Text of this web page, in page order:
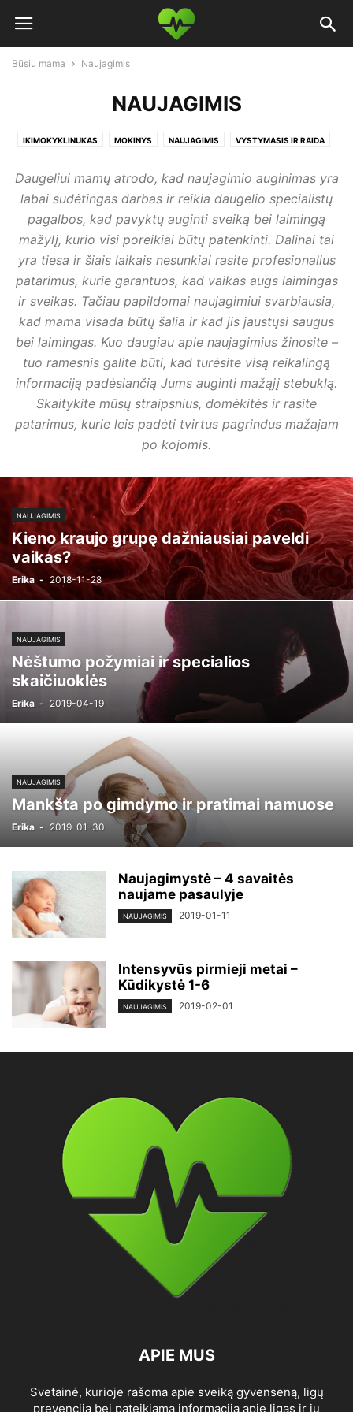
Būsiu mama Naujagimis
NAUJAGIMIS
IKIMOKYKLINUKAS MOKINYS NAUJAGIMIS VYSTYMASIS IR RAIDA
Daugeliui mamų atrodo, kad naujagimio auginimas yra
labai sudėtingas darbas ir reikia daugelio specialistų
pagalbos, kad pavyktų auginti sveiką bei laimingą
mažylį, kurio visi poreikiai būtų patenkinti. Dalinai tai
yra tiesa ir šiais laikais nesunkiai rasite profesionalius
patarimus, kurie garantuos, kad vaikas augs laimingas
ir sveikas. Tačiau papildomai naujagimiui svarbiausia,
kad mama visada būtų šalia ir kad jis jaustųsi saugus
bei laimingas. Kuo daugiau apie naujagimius žinosite –
tuo ramesnis galite būti, kad turėsite visą reikalingą
informaciją padėsiančią Jums auginti mažąjį stebuklą.
Skaitykite mūsų straipsnius, domėkitės ir rasite
patarimus, kurie leis padėti tvirtus pagrindus mažajam
po kojomis.
NAUJAGIMIS
Kieno kraujo grupę dažniausiai paveldi
vaikas?
Erika - 2018-11-28
NAUJAGIMIS
Nėštumo požymiai ir specialios
skaičiuoklės
Erika - 2019-04-19
NAUJAGIMIS
Mankšta po gimdymo ir pratimai namuose
Erika - 2019-01-30
Naujagimystė – 4 savaitės
naujame pasaulyje
NAUJAGIMIS 2019-01-11
Intensyvūs pirmieji metai –
Kūdikystė 1-6
NAUJAGIMIS 2019-02-01
APIE MUS
Svetainė, kurioje rašoma apie sveiką gyvenseną, ligų
prevenciją bei pateikiama informacija apie ligas ir jų